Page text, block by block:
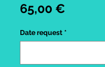
65,00 €
Date request *